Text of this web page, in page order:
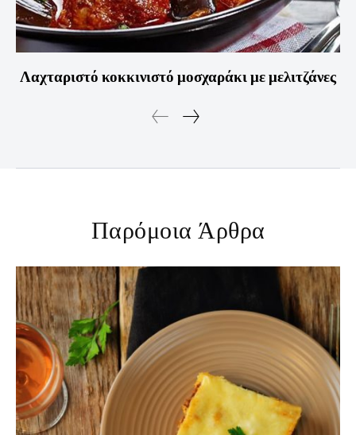
Λαχταριστό κοκκινιστό μοσχαράκι με μελιτζάνες
Παρόμοια Άρθρα